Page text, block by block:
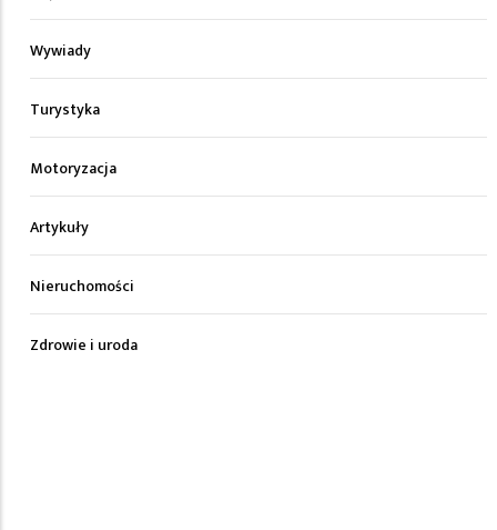
Wywiady
Turystyka
Motoryzacja
Artykuły
Nieruchomości
Zdrowie i uroda